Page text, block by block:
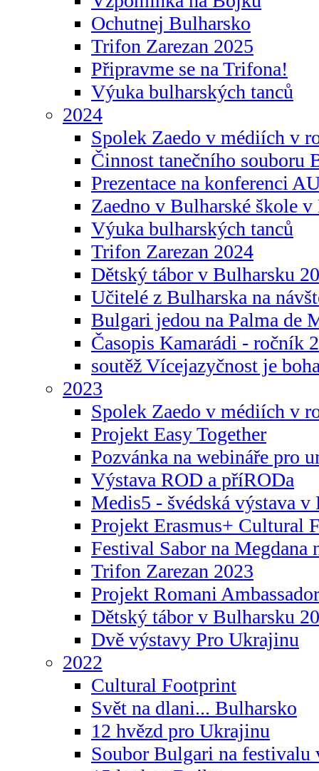
Ochutnej Bulharsko
Trifon Zarezan 2025
Připravme se na Trifona!
Výuka bulharských tanců
2024
Spolek Zaedo v médiích v
Činnost tanečního souboru
Prezentace na konferenci
Zaedno v Bulharské škole v
Výuka bulharských tanců
Trifon Zarezan 2024
Dětský tábor v Bulharsku
Učitelé z Bulharska na
Bulgari jedou na Palma de
Časopis Kamarádi - ročník
soutěž Vícejazyčnost je
2023
Spolek Zaedo v médiích v
Projekt Easy Together
Pozvánka na webináře pro
Výstava ROD a příRODa
Medis5 - švédská výstava v
Projekt Erasmus+ Cultural
Festival Sabor na Megdana
Trifon Zarezan 2023
Projekt Romani
Dětský tábor v Bulharsku
Dvě výstavy Pro Ukrajinu
2022
Cultural Footprint
Svět na dlani... Bulharsko
12 hvězd pro Ukrajinu
Soubor Bulgari na festivalu